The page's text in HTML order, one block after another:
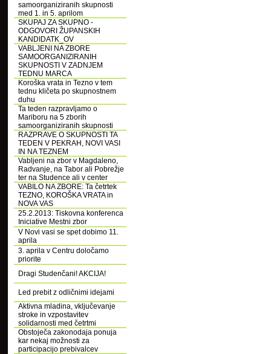
samoorganiziranih skupnosti
med 1. in 5. aprilom
SKUPAJ ZA SKUPNO -
ODGOVORI ŽUPANSKIH
KANDIDATK_OV
VABLJENI NA ZBORE
SAMOORGANIZIRANIH
SKUPNOSTI V ZADNJEM
TEDNU MARCA
Koroška vrata in Tezno v tem
tednu kličeta po skupnostnem
duhu
Ta teden razpravljamo o
Mariboru na 5 zborih
samoorganiziranih skupnosti
RAZPRAVE O SKUPNOSTI TA
TEDEN V PEKRAH, NOVI VASI
IN NA TEZNEM
Vabljeni na zbor v Magdaleno,
Radvanje, na Tabor ali Pobrežje
ter na Studence ali v center
VABILO NA ZBORE: Ta četrtek
TEZNO, KOROŠKA VRATA in
NOVA VAS
25.2.2013: Tiskovna konferenca
Iniciative Mestni zbor
V Novi vasi se spet dobimo 11.
aprila
3. aprila v Centru določamo
priorite
Dragi Studenčani! AKCIJA!
Led prebit z odličnimi idejami
Aktivna mladina, vključevanje
stroke in vzpostavitev
solidarnosti med četrtmi
Obstoječa zakonodaja ponuja
kar nekaj možnosti za
participacijo prebivalcev